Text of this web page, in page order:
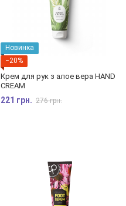
Новинка
−20%
Крем для рук з алое вера HAND
CREAM
221 грн. 276 грн.